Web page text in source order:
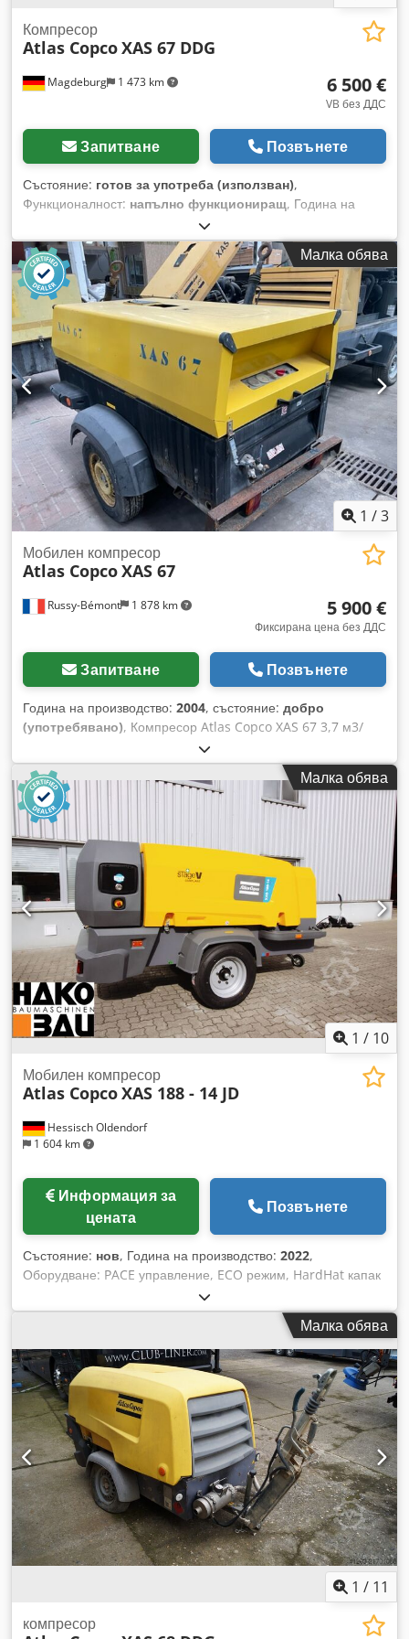
Magdeburg 1 473 km
Компресор
Atlas CopcoXAS 67 DDG
6 500 €
VB без ДДС
Запитване Позвънете
Състояние: готов за употреба (използван),
Функционалност: напълно функциониращ, Година на
, часове на работа:
Atlas Copco XAS 67 DDG, година на производство 2012,
1680 работни часа, обемен дебит 3,5 м³, авариен
генератор 12,5 kVA, изводи: 1 x 230 V, 2 x 400 V, сер. номер
YA3062560C0250310 Djdpfeu Dh Tljx Amheck
Малка обява
1 /3
Russy-Bémont 1 878 km
Мобилен компресор
Atlas CopcoXAS 67
5 900 €
Фиксирана цена без ДДС
Запитване Позвънете
Година на производство: 2004, състояние: добро
(употребявано), Компресор Atlas Copco XAS 67 3,7 м3/
мин Djdpfx Aoiywpzsmhock Отработени часове: 2 371 ч
Двигател: Deutz Тип: дизелов
Малка обява
1 / 10
Hessisch Oldendorf
1 604 km
Мобилен компресор
Atlas CopcoXAS 188 - 14 JD
Информация за
цената
Позвънете
Състояние: нов, Година на производство: 2022,
Оборудване: PACE управление, ECO режим, HardHat капак
от PE, Xc2003 управление Минимална температура: -10 °C
Размери на шасито: 4844 x 1807 x 1892 мм (Д x Ш x В)
Обороти на разтоварване: 1500 об/мин Номинални
обороти при пълно натоварване: 1960 об/мин Максимална
околна температура: 45 °C Мощност на двигателя: 104 kW
Дебит (FAD): 10,9-9,7 m³/мин Dodpoii U R Defx Amhjck
Работно налягане: 5-14 bar Управление на компресора с
гъвкаво регулиране на налягането и дебита: PACE Марка /
модел двигател: John Deere / 4045HI551 Подготовка на
сгъстения въздух, включваща: охладител на сгъстения
въздух, воден сепаратор и PD филтър Емисионен клас:
Степен V Брой цилиндри: 4
Малка обява
1 / 11
компресор